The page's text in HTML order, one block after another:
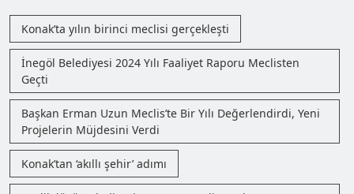
Konak’ta yılın birinci meclisi gerçekleşti
İnegöl Belediyesi 2024 Yılı Faaliyet Raporu Meclisten
Geçti
Başkan Erman Uzun Meclis’te Bir Yılı Değerlendirdi, Yeni
Projelerin Müjdesini Verdi
Konak’tan ‘akıllı şehir’ adımı